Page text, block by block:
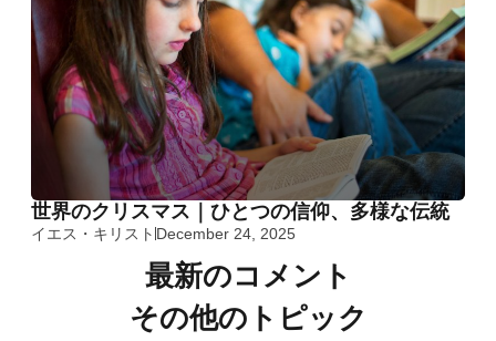
世界のクリスマス｜ひとつの信仰、多様な伝統
イエス・キリスト December 24, 2025
最新のコメント
その他のトピック